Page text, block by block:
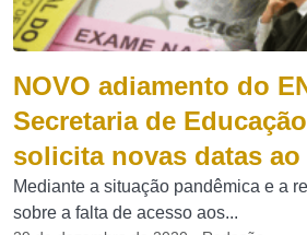
NOVO adiamento do
Secretaria de
solicita novas datas ao
Mediante a situação pandêmica e a
sobre a falta de acesso aos...